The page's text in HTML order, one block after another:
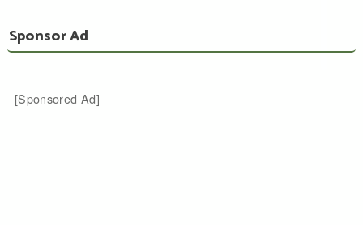
Sponsor Ad
[Sponsored Ad]